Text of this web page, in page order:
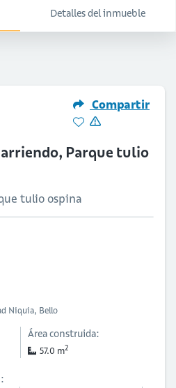
Detalles del inmueble
Compartir
Parque tulio
tulio ospina
Niquia, Bello
Área construida:
57.0 m2